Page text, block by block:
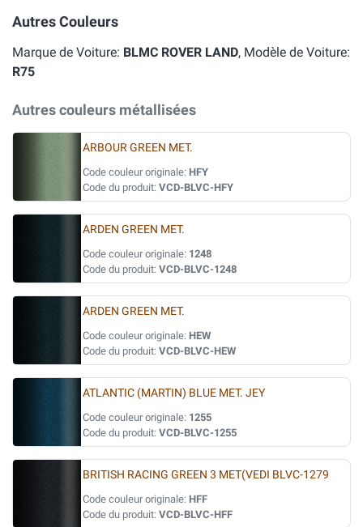
Autres Couleurs
Marque de Voiture: BLMC ROVER LAND, Modèle de Voiture:
R75
Autres couleurs métallisées
ARBOUR GREEN MET.
Code couleur originale: HFY
Code du produit: VCD-BLVC-HFY
ARDEN GREEN MET.
Code couleur originale: 1248
Code du produit: VCD-BLVC-1248
ARDEN GREEN MET.
Code couleur originale: HEW
Code du produit: VCD-BLVC-HEW
ATLANTIC (MARTIN) BLUE MET. JEY
Code couleur originale: 1255
Code du produit: VCD-BLVC-1255
BRITISH RACING GREEN 3 MET(VEDI BLVC-1279
Code couleur originale: HFF
Code du produit: VCD-BLVC-HFF